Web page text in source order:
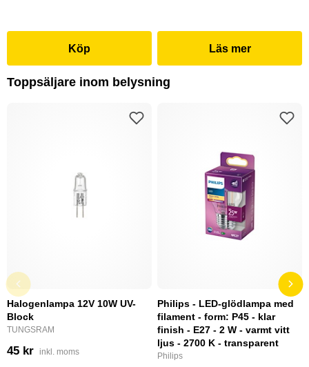
Köp Läs mer
Toppsäljare inom belysning
Halogenlampa 12V 10W UV-
Block
TUNGSRAM
45 kr inkl. moms
Philips - LED-glödlampa med
filament - form: P45 - klar
finish - E27 - 2 W - varmt vitt
ljus - 2700 K - transparent
Philips